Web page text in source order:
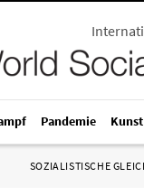
Pandemie
SOZIALISTISCHE